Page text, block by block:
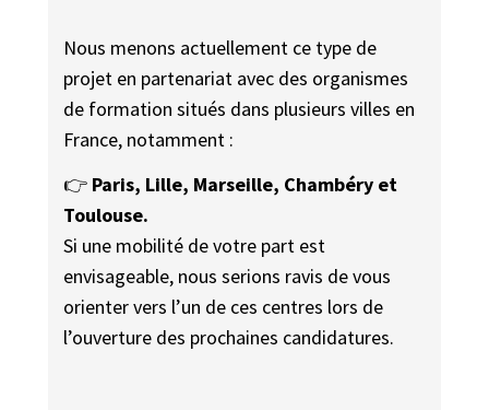
Nous menons actuellement ce type de
projet en partenariat avec des organismes
de formation situés dans plusieurs villes en
France, notamment :
👉 Paris, Lille, Marseille, Chambéry et
Toulouse.
Si une mobilité de votre part est
envisageable, nous serions ravis de vous
orienter vers l’un de ces centres lors de
l’ouverture des prochaines candidatures.